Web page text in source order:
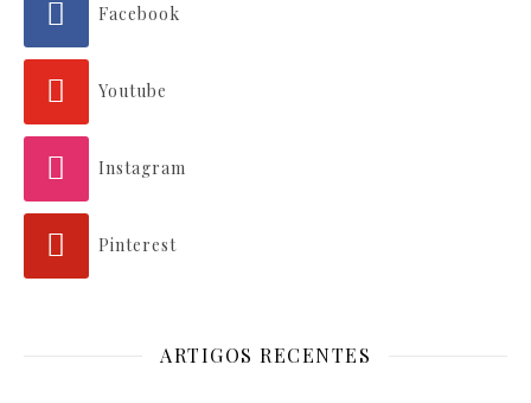
Facebook
Youtube
Instagram
Pinterest
ARTIGOS RECENTES